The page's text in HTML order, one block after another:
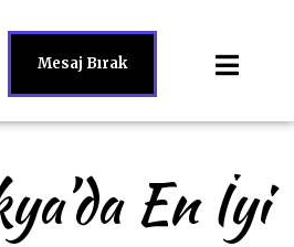
Mesaj Bırak
En İyi